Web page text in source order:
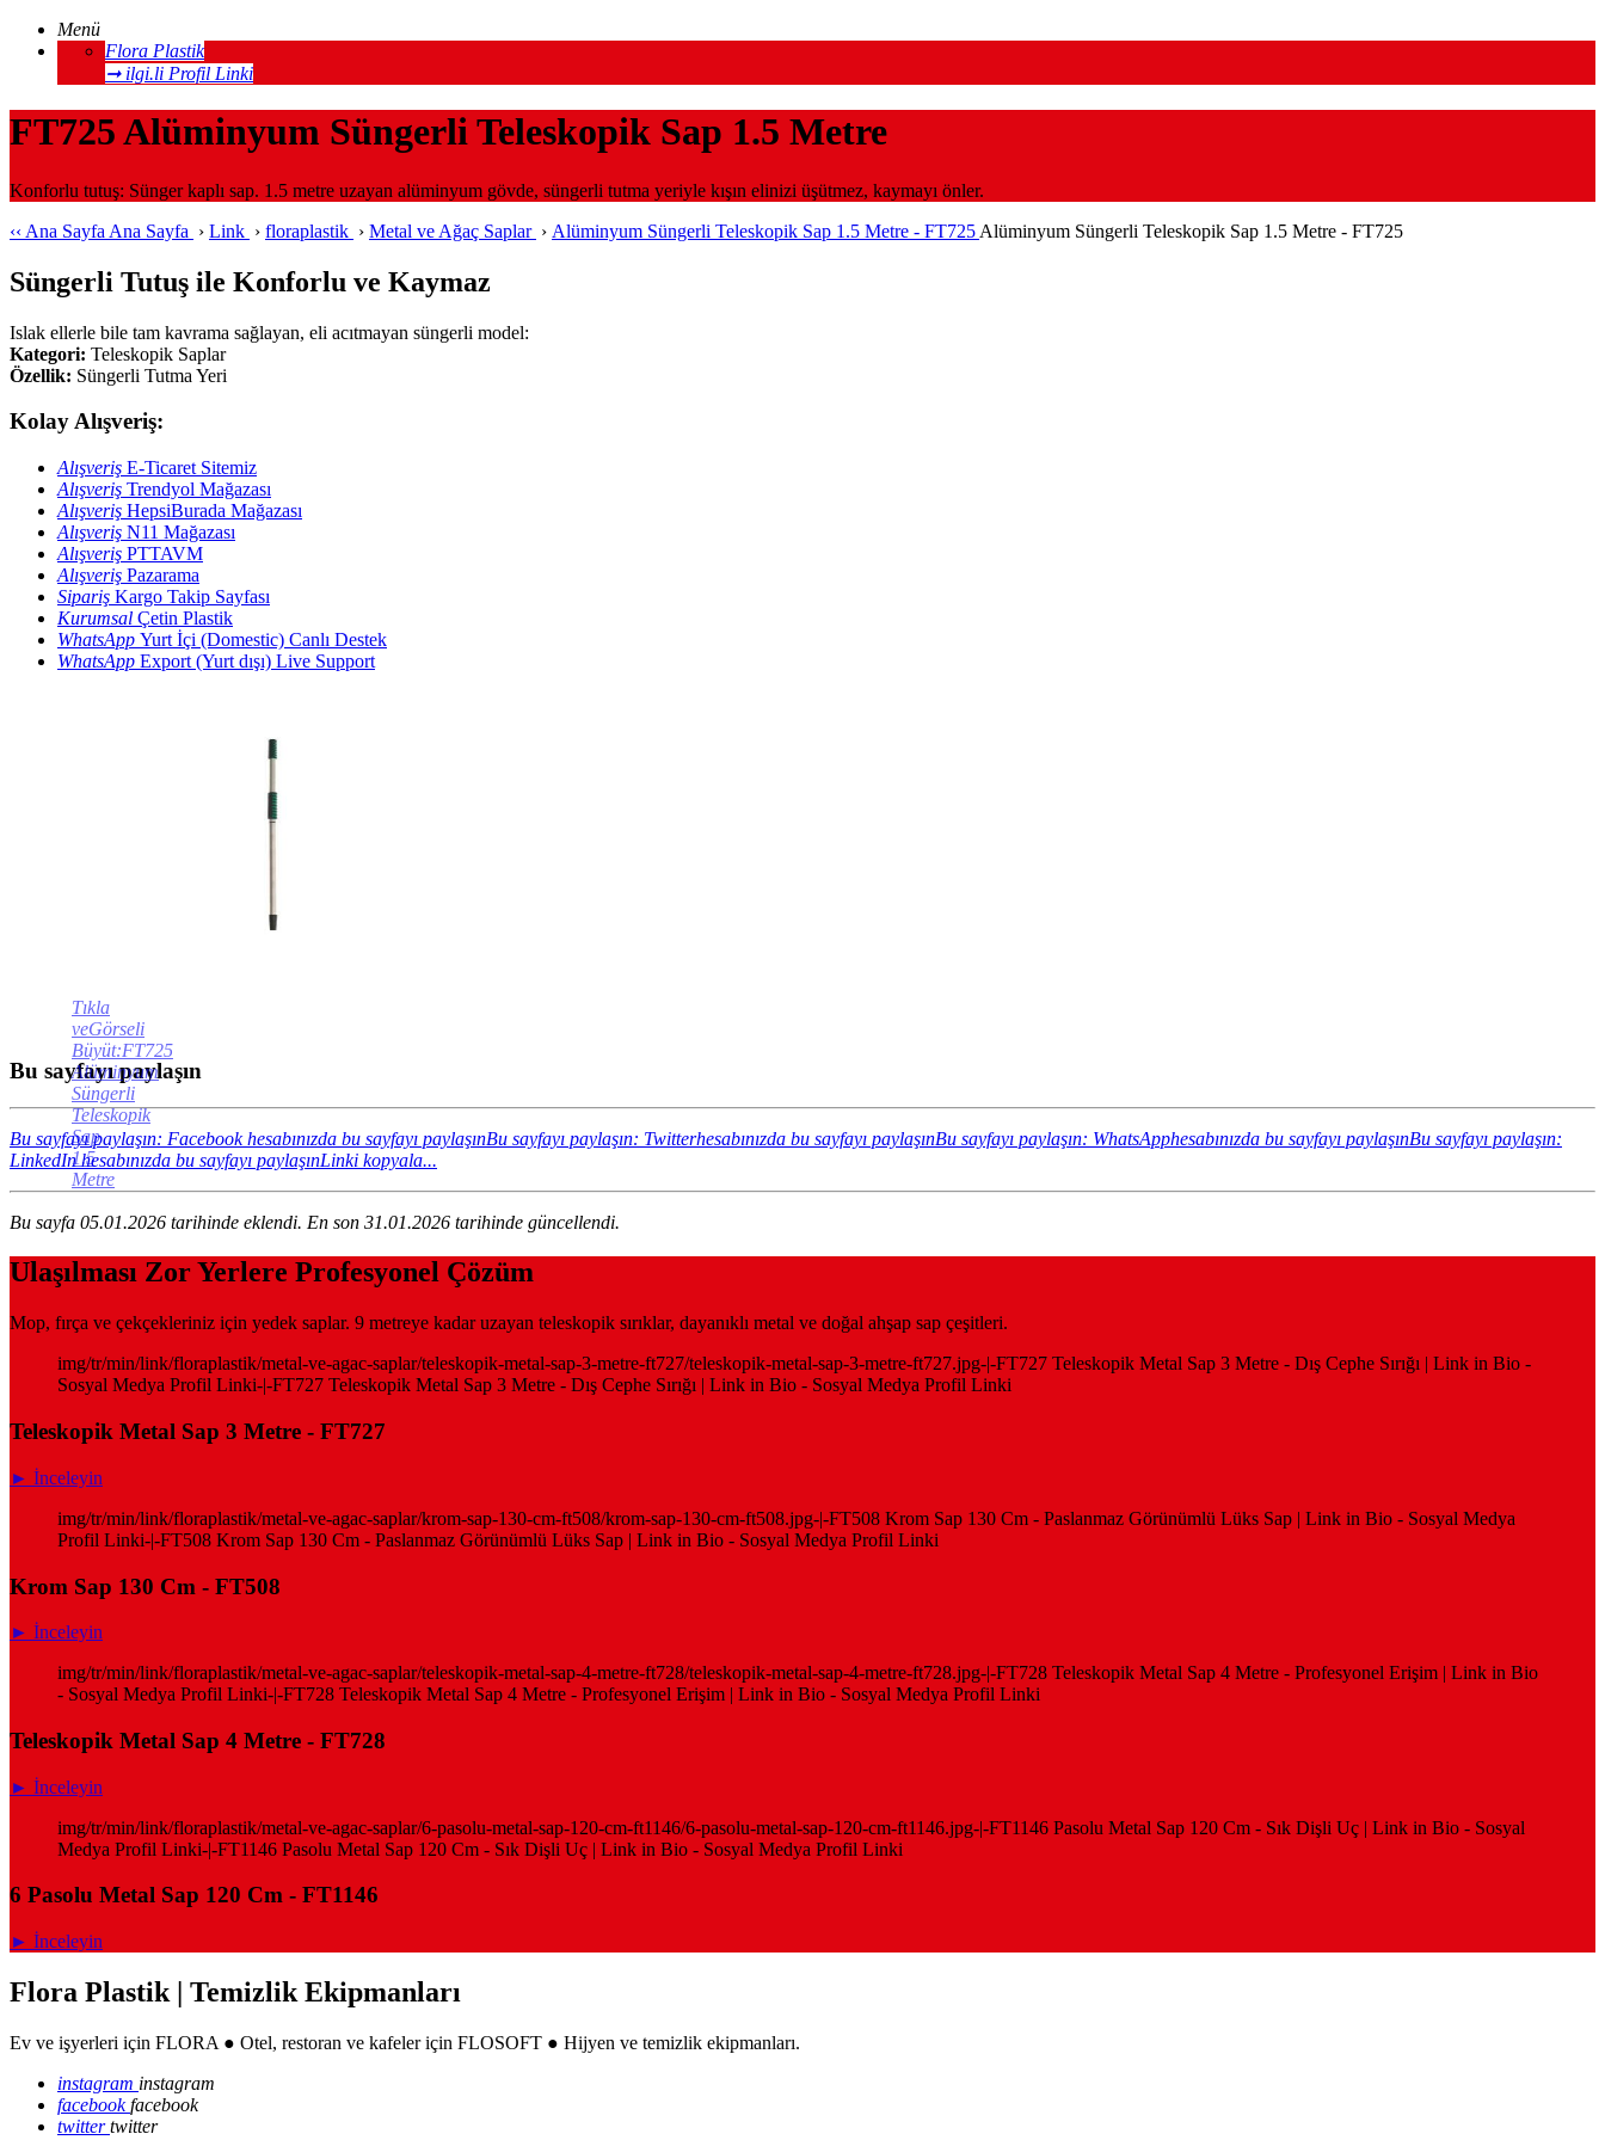
Menü
Flora Plastik
➞ ilgi.li Profil Linki
FT725 Alüminyum Süngerli Teleskopik Sap 1.5 Metre
Konforlu tutuş: Sünger kaplı sap. 1.5 metre uzayan alüminyum gövde, süngerli tutma yeriyle kışın elinizi üşütmez, kaymayı önler.
‹‹ Ana Sayfa Ana Sayfa › Link › floraplastik › Metal ve Ağaç Saplar › Alüminyum Süngerli Teleskopik Sap 1.5 Metre - FT725 Alüminyum Süngerli Teleskopik Sap 1.5 Metre - FT725
Süngerli Tutuş ile Konforlu ve Kaymaz
Islak ellerle bile tam kavrama sağlayan, eli acıtmayan süngerli model:
Kategori: Teleskopik Saplar
Özellik: Süngerli Tutma Yeri
Kolay Alışveriş:
Alışveriş E-Ticaret Sitemiz
Alışveriş Trendyol Mağazası
Alışveriş HepsiBurada Mağazası
Alışveriş N11 Mağazası
Alışveriş PTTAVM
Alışveriş Pazarama
Sipariş Kargo Takip Sayfası
Kurumsal Çetin Plastik
WhatsApp Yurt İçi (Domestic) Canlı Destek
WhatsApp Export (Yurt dışı) Live Support
Tıkla
veGörseli
Büyüt:FT725
Alüminyum
Süngerli
Teleskopik
Sap
1.5
Metre
Bu sayfayı paylaşın
Bu sayfayı paylaşın: Facebook hesabınızda bu sayfayı paylaşınBu sayfayı paylaşın: Twitterhesabınızda bu sayfayı paylaşınBu sayfayı paylaşın: WhatsApphesabınızda bu sayfayı paylaşınBu sayfayı paylaşın:
LinkedIn hesabınızda bu sayfayı paylaşınLinki kopyala...
Bu sayfa 05.01.2026 tarihinde eklendi. En son 31.01.2026 tarihinde güncellendi.
Ulaşılması Zor Yerlere Profesyonel Çözüm
Mop, fırça ve çekçekleriniz için yedek saplar. 9 metreye kadar uzayan teleskopik sırıklar, dayanıklı metal ve doğal ahşap sap çeşitleri.
img/tr/min/link/floraplastik/metal-ve-agac-saplar/teleskopik-metal-sap-3-metre-ft727/teleskopik-metal-sap-3-metre-ft727.jpg-|-FT727 Teleskopik Metal Sap 3 Metre - Dış Cephe Sırığı | Link in Bio -
Sosyal Medya Profil Linki-|-FT727 Teleskopik Metal Sap 3 Metre - Dış Cephe Sırığı | Link in Bio - Sosyal Medya Profil Linki
Teleskopik Metal Sap 3 Metre - FT727
► İnceleyin
img/tr/min/link/floraplastik/metal-ve-agac-saplar/krom-sap-130-cm-ft508/krom-sap-130-cm-ft508.jpg-|-FT508 Krom Sap 130 Cm - Paslanmaz Görünümlü Lüks Sap | Link in Bio - Sosyal Medya
Profil Linki-|-FT508 Krom Sap 130 Cm - Paslanmaz Görünümlü Lüks Sap | Link in Bio - Sosyal Medya Profil Linki
Krom Sap 130 Cm - FT508
► İnceleyin
img/tr/min/link/floraplastik/metal-ve-agac-saplar/teleskopik-metal-sap-4-metre-ft728/teleskopik-metal-sap-4-metre-ft728.jpg-|-FT728 Teleskopik Metal Sap 4 Metre - Profesyonel Erişim | Link in Bio
- Sosyal Medya Profil Linki-|-FT728 Teleskopik Metal Sap 4 Metre - Profesyonel Erişim | Link in Bio - Sosyal Medya Profil Linki
Teleskopik Metal Sap 4 Metre - FT728
► İnceleyin
img/tr/min/link/floraplastik/metal-ve-agac-saplar/6-pasolu-metal-sap-120-cm-ft1146/6-pasolu-metal-sap-120-cm-ft1146.jpg-|-FT1146 Pasolu Metal Sap 120 Cm - Sık Dişli Uç | Link in Bio - Sosyal
Medya Profil Linki-|-FT1146 Pasolu Metal Sap 120 Cm - Sık Dişli Uç | Link in Bio - Sosyal Medya Profil Linki
6 Pasolu Metal Sap 120 Cm - FT1146
► İnceleyin
Flora Plastik | Temizlik Ekipmanları
Ev ve işyerleri için FLORA ● Otel, restoran ve kafeler için FLOSOFT ● Hijyen ve temizlik ekipmanları.
instagram instagram
facebookfacebook
twittertwitter